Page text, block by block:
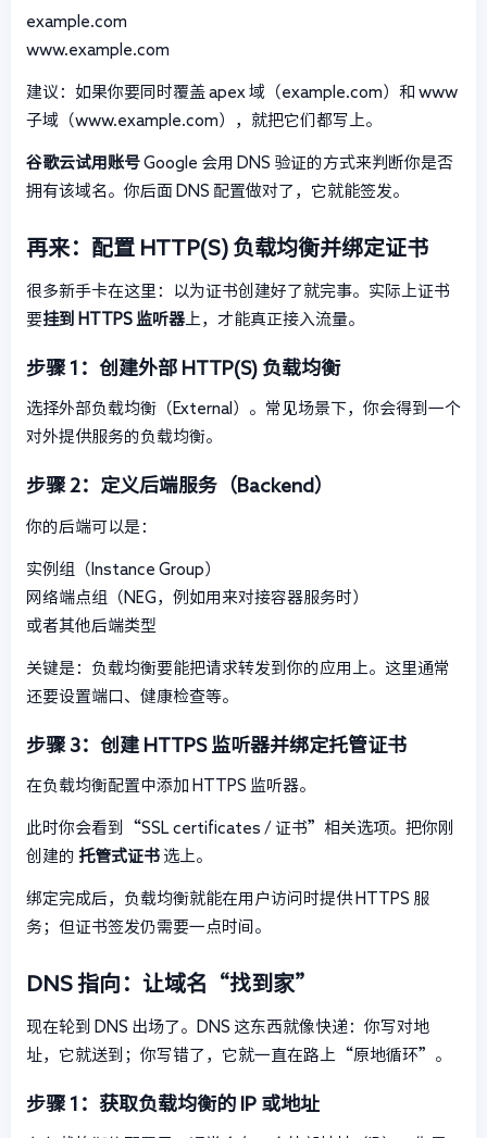
example.com
www.example.com
建议：如果你要同时覆盖 apex 域（example.com）和 www
子域（www.example.com），就把它们都写上。
谷歌云试用账号 Google 会用 DNS 验证的方式来判断你是否
拥有该域名。你后面 DNS 配置做对了，它就能签发。
再来：配置 HTTP(S) 负载均衡并绑定证书
很多新手卡在这里：以为证书创建好了就完事。实际上证书
要挂到 HTTPS 监听器上，才能真正接入流量。
步骤 1：创建外部 HTTP(S) 负载均衡
选择外部负载均衡（External）。常见场景下，你会得到一个
对外提供服务的负载均衡。
步骤 2：定义后端服务（Backend）
你的后端可以是：
实例组（Instance Group）
网络端点组（NEG，例如用来对接容器服务时）
或者其他后端类型
关键是：负载均衡要能把请求转发到你的应用上。这里通常
还要设置端口、健康检查等。
步骤 3：创建 HTTPS 监听器并绑定托管证书
在负载均衡配置中添加 HTTPS 监听器。
此时你会看到“SSL certificates / 证书”相关选项。把你刚
创建的 托管式证书 选上。
绑定完成后，负载均衡就能在用户访问时提供 HTTPS 服
务；但证书签发仍需要一点时间。
DNS 指向：让域名“找到家”
现在轮到 DNS 出场了。DNS 这东西就像快递：你写对地
址，它就送到；你写错了，它就一直在路上“原地循环”。
步骤 1：获取负载均衡的 IP 或地址